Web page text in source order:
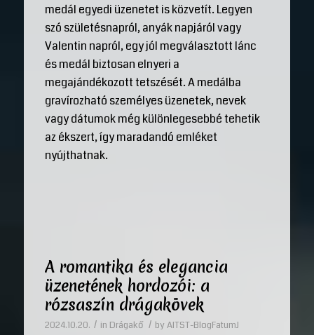
medál egyedi üzenetet is közvetít. Legyen
szó születésnapról, anyák napjáról vagy
Valentin napról, egy jól megválasztott lánc
és medál biztosan elnyeri a
megajándékozott tetszését. A medálba
gravírozható személyes üzenetek, nevek
vagy dátumok még különlegesebbé tehetik
az ékszert, így maradandó emléket
nyújthatnak.
A romantika és elegancia
üzenetének hordozói: a
rózsaszín drágakövek
2024.10.20. / in Drágakő / by AITST-BlogFatumJ